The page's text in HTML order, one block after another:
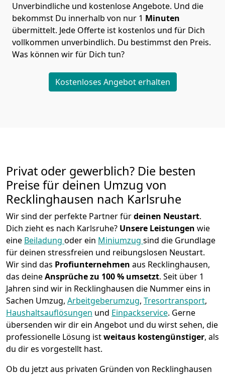
Unverbindliche und kostenlose Angebote. Und die
bekommst Du innerhalb von nur 1 Minuten
übermittelt. Jede Offerte ist kostenlos und für Dich
vollkommen unverbindlich. Du bestimmst den Preis.
Was können wir für Dich tun?
Kostenloses Angebot erhalten
Privat oder gewerblich? Die besten
Preise für deinen Umzug von
Recklinghausen nach Karlsruhe
Wir sind der perfekte Partner fürdeinen Neustart.
Dich zieht es nach Karlsruhe? Unsere Leistungen wie
eine Beiladung oder ein Miniumzug sind die Grundlage
für deinen stressfreien und reibungslosen Neustart.
Wir sind das Profiunternehmen aus Recklinghausen,
das deineAnsprüche zu 100 % umsetzt. Seit über 1
Jahren sind wir in Recklinghausen die Nummer eins in
Sachen Umzug, Arbeitgeberumzug, Tresortransport,
Haushaltsauflösungen und Einpackservice. Gerne
übersenden wir dir ein Angebot und du wirst sehen, die
professionelle Lösung istweitaus kostengünstiger, als
du dir es vorgestellt hast.
Ob du jetzt aus privaten Gründen von Recklinghausen